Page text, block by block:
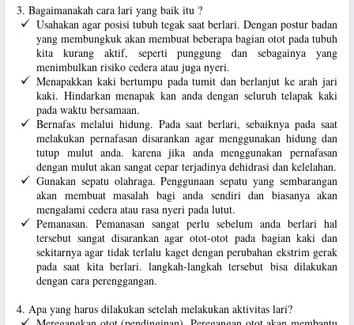
3. Bagaimanakah cara lari yang baik itu ?
Usahakan agar posisi tubuh tegak saat berlari. Dengan postur badan
yang membungkuk akan membuat beberapa bagian otot pada tubuh
kita kurang aktif, seperti punggung dan sebagainya yang
menimbulkan risiko cedera atau juga nyeri.
Menapakkan kaki bertumpu pada tumit dan berlanjut ke arah jari
kaki. Hindarkan menapak kan anda dengan seluruh telapak kaki
pada waktu bersamaan.
Bernafas melalui hidung. Pada saat berlari, sebaiknya pada saat
melakukan pernafasan disarankan agar menggunakan hidung dan
tutup mulut anda. karena jika anda menggunakan pernafasan
dengan mulut akan sangat cepar terjadinya dehidrasi dan kelelahan.
Gunakan sepatu olahraga. Penggunaan sepatu yang sembarangan
akan membuat masalah bagi anda sendiri dan biasanya akan
mengalami cedera atau rasa nyeri pada lutut.
Pemanasan. Pemanasan sangat perlu sebelum anda berlari hal
tersebut sangat disarankan agar otot-otot pada bagian kaki dan
sekitarnya agar tidak terlalu kaget dengan perubahan ekstrim gerak
pada saat kita berlari. langkah-langkah tersebut bisa dilakukan
dengan cara perenggangan.
4. Apa yang harus dilakukan setelah melakukan aktivitas lari?